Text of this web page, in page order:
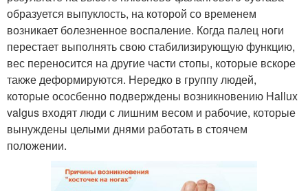
образуется выпуклость, на которой со временем
возникает болезненное воспаление. Когда палец ноги
перестает выполнять свою стабилизирующую функцию,
вес переносится на другие части стопы, которые вскоре
также деформируются. Нередко в группу людей,
которые ососбенно подверждены возникновению Hallux
valgus входят люди с лишним весом и рабочие, которые
вынуждены целыми днями работать в стоячем
положении.